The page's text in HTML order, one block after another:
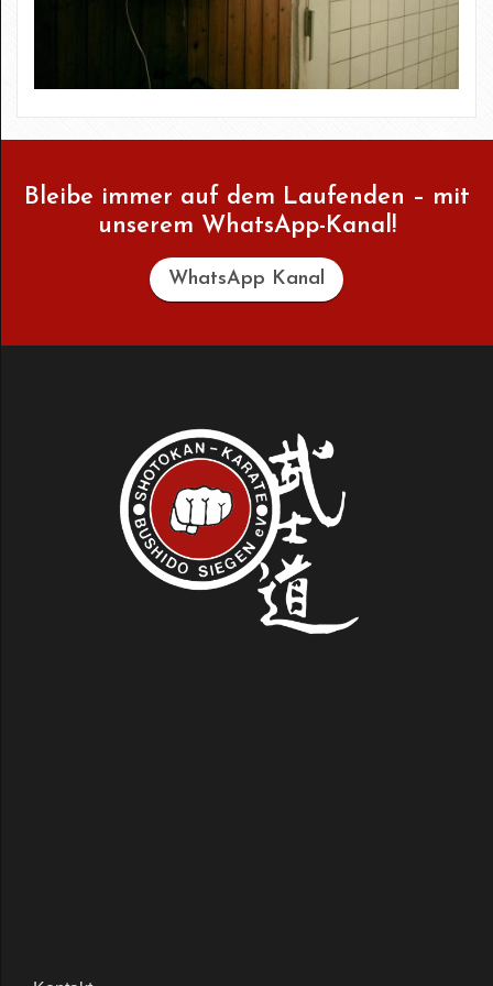
Bleibe immer auf dem Laufenden – mit
unserem WhatsApp-Kanal!
WhatsApp Kanal